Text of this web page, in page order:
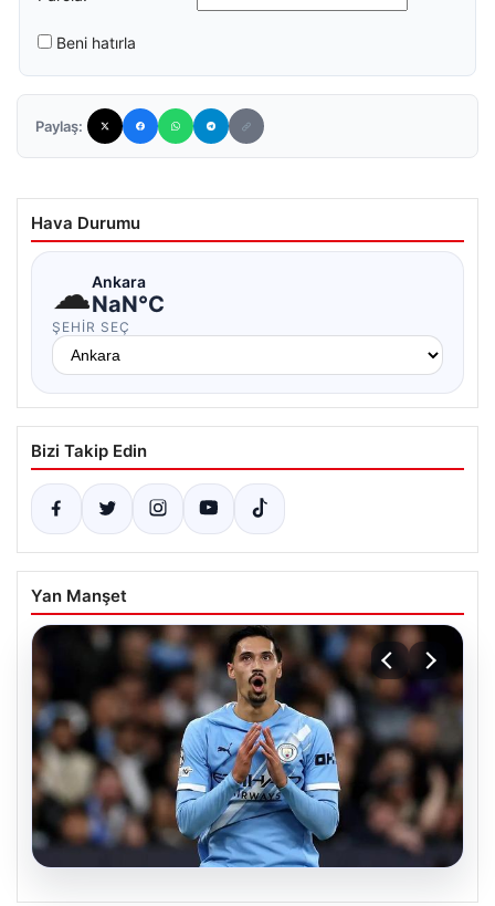
Beni hatırla
Paylaş:
Hava Durumu
☁Ankara
NaN°C
ŞEHIR SEÇ
Bizi Takip Edin
Yan Manşet
04.08.2026